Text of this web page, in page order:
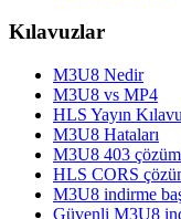
Kılavuzlar
M3U8 Nedir
M3U8 vs MP4
HLS Yayın
M3U8 Hataları
M3U8 403
HLS CORS
M3U8 indirme
Güvenli M3U8